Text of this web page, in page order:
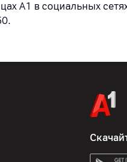
A1 в социальных